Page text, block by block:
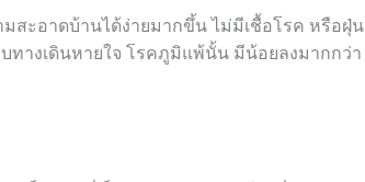
สะอาดบ้านได้ง่ายมากขึ้น ไม่มีเชื้อโรค หรือฝุ่น
ทางเดินหายใจ โรคภูมิแพ้นั้น มีน้อยลงมากกว่า